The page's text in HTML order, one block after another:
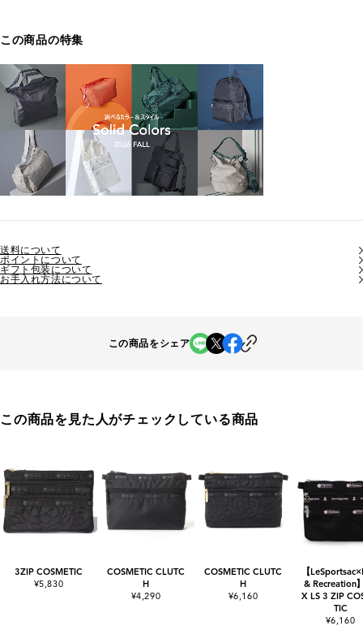
この商品の特集
送料について
ポイントについて
ギフト包装について
お手入れ方法について
この商品をシェア
この商品を見た人がチェックしている商品
3ZIP COSMETIC
¥5,830
COSMETIC CLUTC
H
¥4,290
COSMETIC CLUTC
H
¥6,160
【
& Recreation
X LS 3 ZIP
TIC
¥6,160